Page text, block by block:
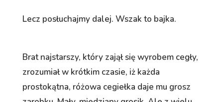
Lecz posłuchajmy dalej. Wszak to bajka.
Brat najstarszy, który zajął się wyrobem cegły,
zrozumiał w krótkim czasie, iż każda
prostokątna, różowa cegiełka daje mu grosz